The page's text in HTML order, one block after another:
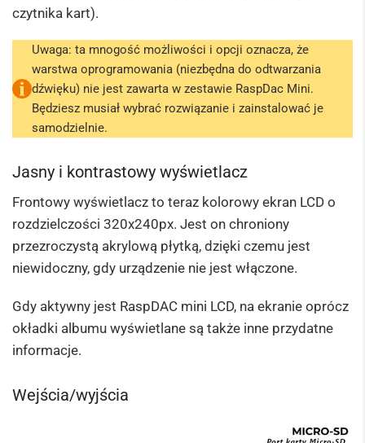
czytnika kart).
Uwaga: ta mnogość możliwości i opcji oznacza, że
warstwa oprogramowania (niezbędna do odtwarzania
dźwięku) nie jest zawarta w zestawie RaspDac Mini.
Będziesz musiał wybrać rozwiązanie i zainstalować je
samodzielnie.
Jasny i kontrastowy wyświetlacz
Frontowy wyświetlacz to teraz kolorowy ekran LCD o
rozdzielczości 320x240px. Jest on chroniony
przezroczystą akrylową płytką, dzięki czemu jest
niewidoczny, gdy urządzenie nie jest włączone.
Gdy aktywny jest RaspDAC mini LCD, na ekranie oprócz
okładki albumu wyświetlane są także inne przydatne
informacje.
Wejścia/wyjścia